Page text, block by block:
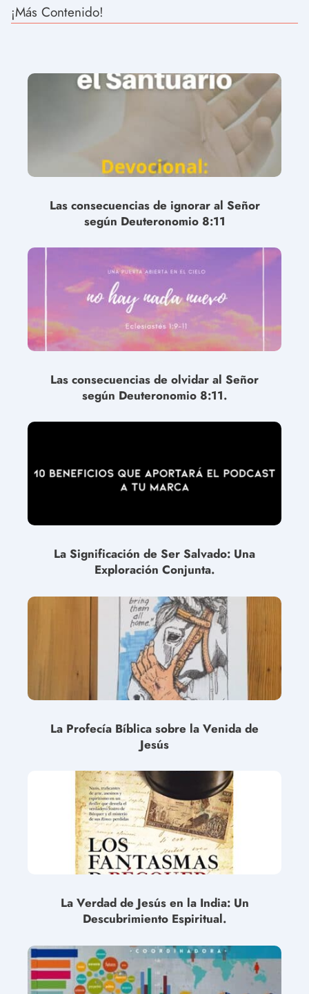
¡Más Contenido!
Las consecuencias de ignorar al Señor
según Deuteronomio 8:11
Las consecuencias de olvidar al Señor
según Deuteronomio 8:11.
La Significación de Ser Salvado: Una
Exploración Conjunta.
La Profecía Bíblica sobre la Venida de
Jesús
La Verdad de Jesús en la India: Un
Descubrimiento Espiritual.